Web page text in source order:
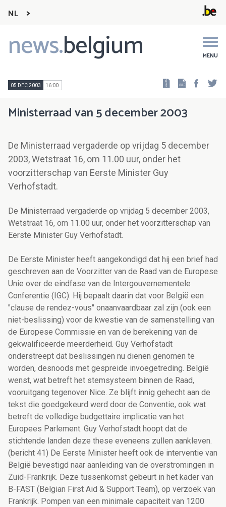
NL
news.belgium MENU
Main
navigation
05 DEC 2003 16:00
Ministerraad van 5 december 2003
De Ministerraad vergaderde op vrijdag 5 december
2003, Wetstraat 16, om 11.00 uur, onder het
voorzitterschap van Eerste Minister Guy
Verhofstadt.
De Ministerraad vergaderde op vrijdag 5 december 2003,
Wetstraat 16, om 11.00 uur, onder het voorzitterschap van
Eerste Minister Guy Verhofstadt.
De Eerste Minister heeft aangekondigd dat hij een brief had
geschreven aan de Voorzitter van de Raad van de Europese
Unie over de eindfase van de Intergouvernementele
Conferentie (IGC). Hij bepaalt daarin dat voor België een
"clause de rendez-vous" onaanvaardbaar zal zijn (ook een
niet-beslissing) voor de kwestie van de samenstelling van
de Europese Commissie en van de berekening van de
gekwalificeerde meerderheid. Guy Verhofstadt
onderstreept dat beslissingen nu dienen genomen te
worden, desnoods met gespreide invoegetreding. België
wenst, wat betreft het stemsysteem binnen de Raad,
vooruitgang tegenover Nice. Ze blijft innig gehecht aan de
tekst die goedgekeurd werd door de Conventie, ook wat
betreft de volledige budgettaire implicatie van het
Europees Parlement. Guy Verhofstadt hoopt dat de
stichtende landen deze these eveneens zullen aankleven.
(bericht 41) De Eerste Minister heeft ook de interventie van
België bevestigd naar aanleiding van de overstromingen in
Zuid-Frankrijk. Deze tussenkomst gebeurt in het kader van
B-FAST (Belgian First Aid & Support Team), op verzoek van
Frankrijk. Pompen van een minimale capaciteit van 1200